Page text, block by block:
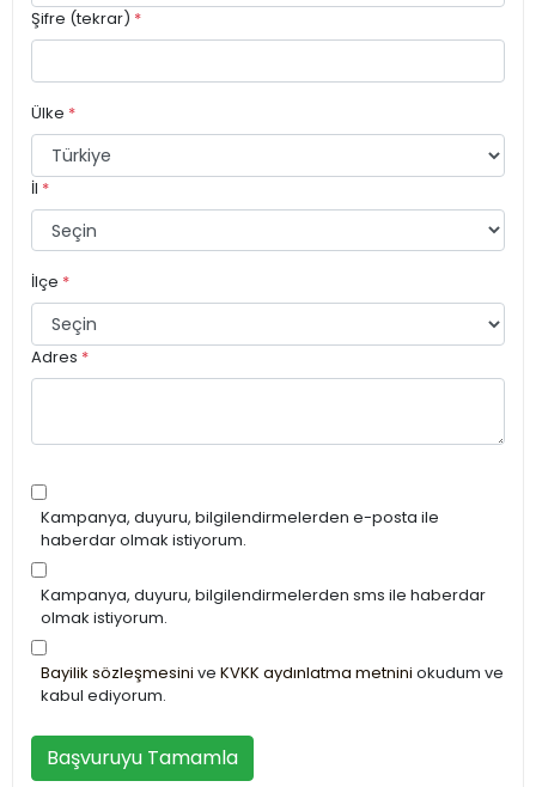
Şifre (tekrar) *
Ülke *
İl *
İlçe *
Adres *
Kampanya, duyuru, bilgilendirmelerden e-posta ile
haberdar olmak istiyorum.
Kampanya, duyuru, bilgilendirmelerden sms ile haberdar
olmak istiyorum.
Bayilik sözleşmesini ve KVKK aydınlatma metnini okudum ve
kabul ediyorum.
Başvuruyu Tamamla